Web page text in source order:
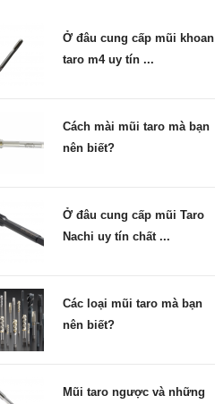
Ở đâu cung cấp mũi khoan
taro m4 uy tín ...
Cách mài mũi taro mà bạn
nên biết?
Ở đâu cung cấp mũi Taro
Nachi uy tín chất ...
Các loại mũi taro mà bạn
nên biết?
Mũi taro ngược và những